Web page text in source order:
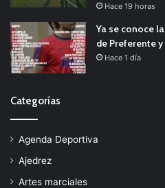
Hace 19 horas
Ya se conoce
de Preferente
Hace 1 día
Categorías
Agenda Deportiva
Ajedrez
Artes marciales